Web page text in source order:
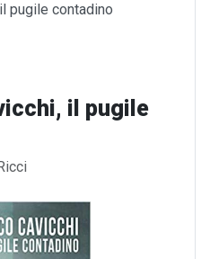
pugile contadino
il pugile